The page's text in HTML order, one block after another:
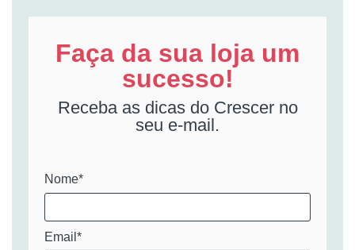
Faça da sua loja um
sucesso!
Receba as dicas do Crescer no
seu e-mail.
Nome*
Email*